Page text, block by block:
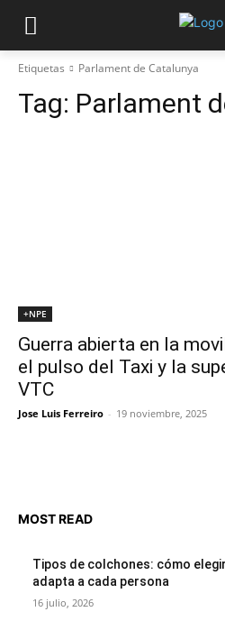
Etiquetas Parlament de Catalunya
Tag: Parlament
+NPE
Guerra abierta en la
el pulso del Taxi y la
VTC
Jose Luis Ferreiro - 19 noviembre, 2025
MOST READ
Tipos de colchones: cómo
adapta a cada persona
16 julio, 2026